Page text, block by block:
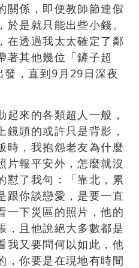
關係，即便教師節連假
是就只能出些小錢。
在透過我太太確定了鄰
著其他幾位「鏟子超
發，直到9 月 29日深夜
來的各類超人一般，
頭的或許只是背影，
時，我抱怨老友為什麼
片報平安外，怎麼就沒
懟了我句：「靠北，累
跟你談戀愛，是要一直
一下災區的照片，他的
，且他說絕大多數都是
我又要問何以如此，他
，你要是在現地有時間